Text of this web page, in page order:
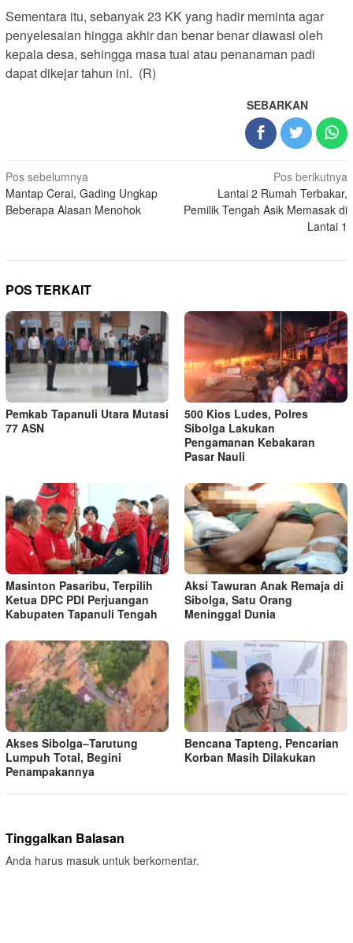
Sementara itu, sebanyak 23 KK yang hadir meminta agar
penyelesaian hingga akhir dan benar benar diawasi oleh
kepala desa, sehingga masa tuai atau penanaman padi
dapat dikejar tahun ini. (R)
SEBARKAN
Navigasi
pos
Pos sebelumnya
Mantap Cerai, Gading Ungkap
Beberapa Alasan Menohok
Pos berikutnya
Lantai 2 Rumah Terbakar,
Pemilik Tengah Asik Memasak di
Lantai 1
POS TERKAIT
Pemkab Tapanuli Utara Mutasi
77 ASN
500 Kios Ludes, Polres
Sibolga Lakukan
Pengamanan Kebakaran
Pasar Nauli
Masinton Pasaribu, Terpilih
Ketua DPC PDI Perjuangan
Kabupaten Tapanuli Tengah
Aksi Tawuran Anak Remaja di
Sibolga, Satu Orang
Meninggal Dunia
Akses Sibolga–Tarutung
Lumpuh Total, Begini
Penampakannya
Bencana Tapteng, Pencarian
Korban Masih Dilakukan
Tinggalkan Balasan
Anda harus masuk untuk berkomentar.